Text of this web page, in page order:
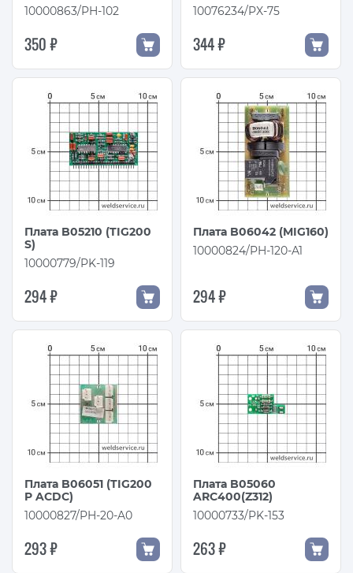
10000863/PH-102
350 ₽
10076234/PX-75
344 ₽
Плата B05210 (TIG200
S)
10000779/PK-119
294 ₽
Плата B06042 (MIG160)
10000824/PH-120-A1
294 ₽
Плата B06051 (TIG200
P ACDC)
10000827/PH-20-A0
293 ₽
Плата B05060
ARC400(Z312)
10000733/PK-153
263 ₽